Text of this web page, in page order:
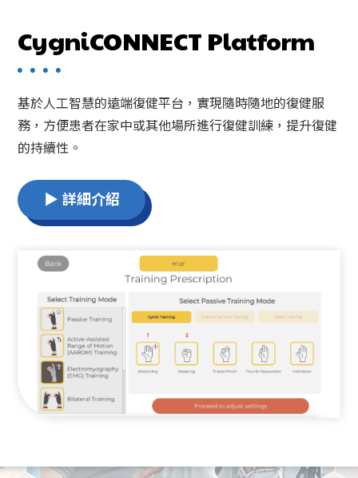
CygniCONNECT Platform
基於人工智慧的遠端復健平台，實現隨時隨地的復健服
務，方便患者在家中或其他場所進行復健訓練，提升復健
的持續性。
▶ 詳細介紹